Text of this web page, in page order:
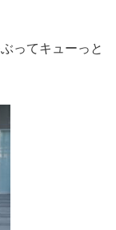
ってキューっと